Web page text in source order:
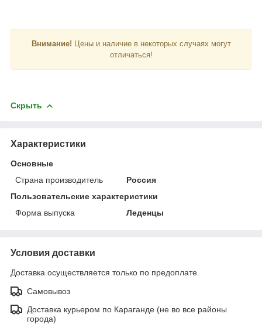
Внимание! Цены и наличие в некоторых случаях могут
отличаться!
Скрыть
Характеристики
Основные
Страна производитель
Россия
Пользовательские характеристики
Форма выпуска
Леденцы
Условия доставки
Доставка осуществляется только по предоплате.
Самовывоз
Доставка курьером по Караганде (не во все районы
города)